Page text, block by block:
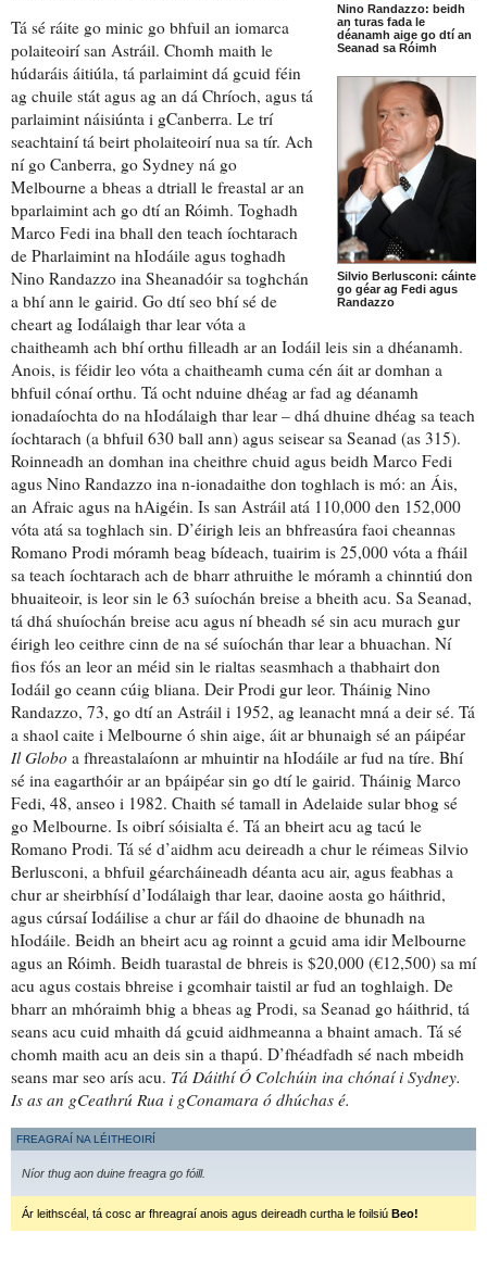
Nino Randazzo: beidh
an turas fada le
déanamh aige go dtí an
Seanad sa Róimh
Silvio Berlusconi: cáinte
go géar ag Fedi agus
Randazzo
Tá sé ráite go minic go bhfuil an iomarca
polaiteoirísan Astráil. Chomh maith le
húdaráis áitiúla, tá parlaimint dá gcuid féin
ag chuile stát agus ag an dá Chríoch, agus tá
parlaimint náisiúnta i gCanberra. Le trí
seachtainí tá beirt pholaiteoirí nua sa tír. Ach
ní go Canberra, go Sydney ná go
Melbourne a bheas a dtriall le freastal ar an
bparlaimint ach go dtí an Róimh. Toghadh
Marco Fedi ina bhall den teach íochtarach
de Pharlaimint na hIodáile agus toghadh
Nino Randazzo ina Sheanadóir sa toghchán
a bhí ann le gairid. Go dtí seo bhí sé de
cheart ag Iodálaigh thar lear vóta a
chaitheamh ach bhí orthu filleadh ar an Iodáil leis sin a dhéanamh.
Anois, is féidir leo vóta a chaitheamh cuma cén áit ar domhan a
bhfuil cónaí orthu. Tá ocht nduine dhéag ar fad ag déanamh
ionadaíochta do na hIodálaigh thar lear – dhá dhuine dhéag sa teach
íochtarach (a bhfuil 630 ball ann) agus seisear sa Seanad (as 315).
Roinneadh an domhan ina cheithre chuid agus beidh Marco Fedi
agus Nino Randazzo ina n-ionadaithe don toghlach is mó: an Áis,
an Afraic agus na hAigéin. Is san Astráil atá 110,000 den 152,000
vóta atá sa toghlach sin. D’éirigh leis an bhfreasúra faoi cheannas
Romano Prodi móramh beag bídeach, tuairim is 25,000 vóta a fháil
sa teach íochtarach ach de bharr athruithe le móramh a chinntiú don
bhuaiteoir, is leor sin le 63 suíochán breise a bheith acu. Sa Seanad,
tá dhá shuíochán breise acu agus ní bheadh sé sin acu murach gur
éirigh leo ceithre cinn de na sé suíochán thar lear a bhuachan. Ní
fios fós an leor an méid sin le rialtas seasmhach a thabhairt don
Iodáil go ceann cúig bliana. Deir Prodi gur leor. Tháinig Nino
Randazzo, 73, go dtí an Astráil i 1952, ag leanacht mná a deir sé. Tá
a shaol caite i Melbourne ó shin aige, áit ar bhunaigh sé an páipéar
Il Globo a fhreastalaíonn ar mhuintir na hIodáile ar fud na tíre. Bhí
sé ina eagarthóir ar an bpáipéar sin go dtí le gairid. Tháinig Marco
Fedi, 48, anseo i 1982. Chaith sé tamall in Adelaide sular bhog sé
go Melbourne. Is oibrí sóisialta é. Tá an bheirt acu ag tacú le
Romano Prodi. Tá sé d’aidhm acu deireadh a chur le réimeas Silvio
Berlusconi, a bhfuil géarcháineadh déanta acu air, agus feabhas a
chur ar sheirbhísí d’Iodálaigh thar lear, daoine aosta go háithrid,
agus cúrsaí Iodáilise a chur ar fáil do dhaoine de bhunadh na
hIodáile. Beidh an bheirt acu ag roinnt a gcuid ama idir Melbourne
agus an Róimh. Beidh tuarastal de bhreis is $20,000 (€12,500) sa mí
acu agus costais bhreise i gcomhair taistil ar fud an toghlaigh. De
bharr an mhóraimh bhig a bheas ag Prodi, sa Seanad go háithrid, tá
seans acu cuid mhaith dá gcuid aidhmeanna a bhaint amach. Tá sé
chomh maith acu an deis sin a thapú. D’fhéadfadh sé nach mbeidh
seans mar seo arís acu. Tá Dáithí Ó Colchúin ina chónaí i Sydney.
Is as an gCeathrú Rua i gConamara ó dhúchas é.
FREAGRAÍ NA LÉITHEOIRÍ